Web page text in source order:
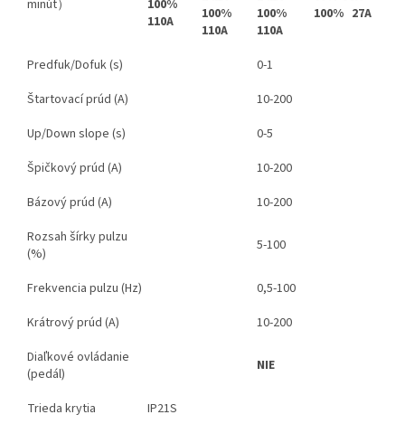
minút）
100%
110A
100%
110A
100%
110A
100% 27A
Predfuk/Dofuk (s)
0-1
Štartovací prúd (A)
10-200
Up/Down slope (s)
0-5
Špičkový prúd (A)
10-200
Bázový prúd (A)
10-200
Rozsah šírky pulzu
(%)
5-100
Frekvencia pulzu (Hz)
0,5-100
Krátrový prúd (A)
10-200
Diaľkové ovládanie
(pedál)
NIE
Trieda krytia
IP21S